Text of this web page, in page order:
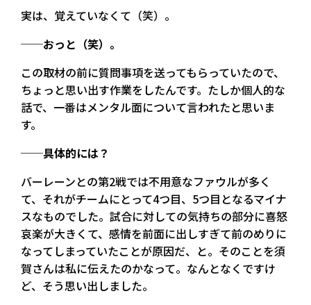
実は、覚えていなくて（笑）。
──おっと（笑）。
この取材の前に質問事項を送ってもらっていたので、
ちょっと思い出す作業をしたんです。たしか個人的な
話で、一番はメンタル面について言われたと思いま
す。
──具体的には？
バーレーンとの第2戦では不用意なファウルが多く
て、それがチームにとって4つ目、5つ目となるマイナ
スなものでした。試合に対しての気持ちの部分に喜怒
哀楽が大きくて、感情を前面に出しすぎて前のめりに
なってしまっていたことが原因だ、と。そのことを須
賀さんは私に伝えたのかなって。なんとなくですけ
ど、そう思い出しました。